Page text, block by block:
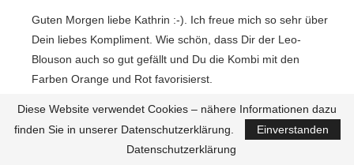
Guten Morgen liebe Kathrin :-). Ich freue mich so sehr über
Dein liebes Kompliment. Wie schön, dass Dir der Leo-
Blouson auch so gut gefällt und Du die Kombi mit den
Farben Orange und Rot favorisierst.
Diese Website verwendet Cookies – nähere Informationen dazu
finden Sie in unserer Datenschutzerklärung.
Einverstanden
Datenschutzerklärung